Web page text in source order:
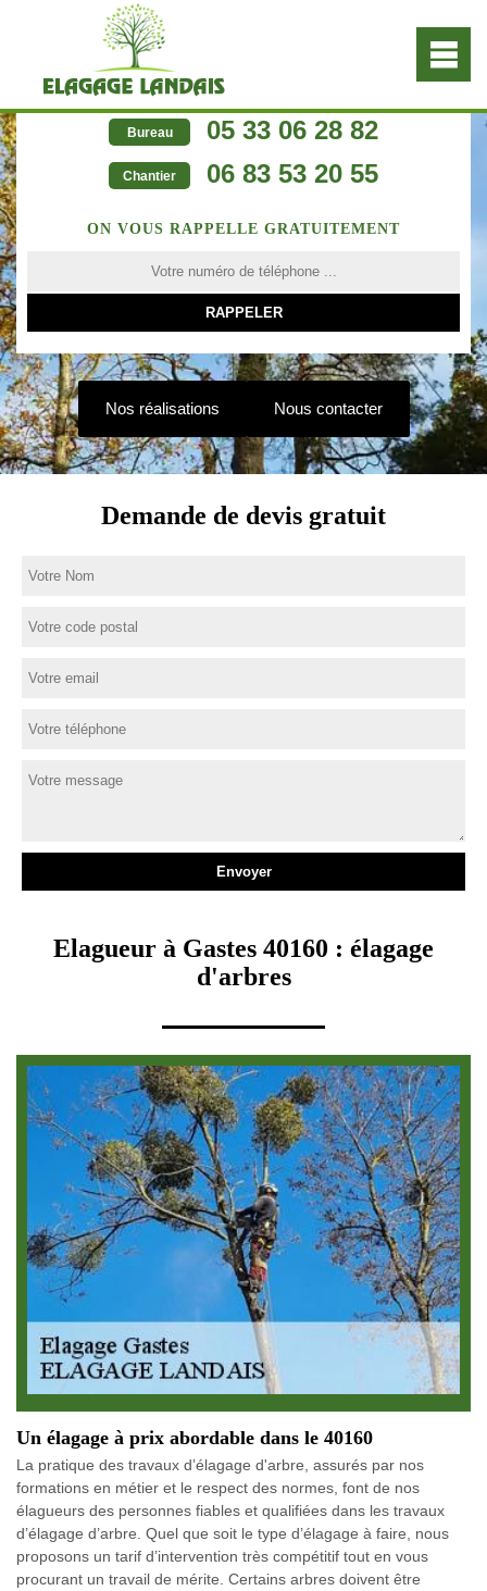
Bureau 05 33 06 28 82
Chantier 06 83 53 20 55
ON VOUS RAPPELLE GRATUITEMENT
Nos réalisations Nous contacter
Demande de devis gratuit
Elagueur à Gastes 40160 : élagage
d'arbres
Un élagage à prix abordable dans le 40160
La pratique des travaux d’élagage d'arbre, assurés par nos
formations en métier et le respect des normes, font de nos
élagueurs des personnes fiables et qualifiées dans les travaux
d’élagage d’arbre. Quel que soit le type d’élagage à faire, nous
proposons un tarif d’intervention très compétitif tout en vous
procurant un travail de mérite. Certains arbres doivent être